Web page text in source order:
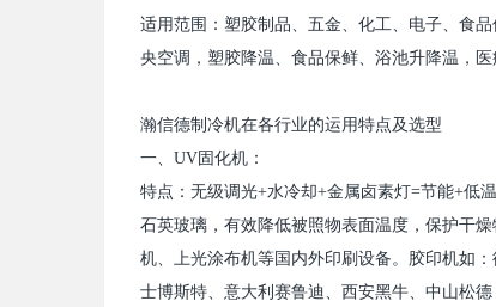
适用范围：塑胶制品、五金、化工、电子、食
央空调，塑胶降温、食品保鲜、浴池升降温，医
瀚信德制冷机在各行业的运用特点及选型
一
UV固化机：
特点：无级调光+水冷却+金属卤素灯=节能+低温
石英玻璃，有效降低被照物表面温度，保护干
机、上光涂布机等国内外印刷设备。胶印机如
士博斯特、意大利赛鲁迪、西安黑牛、中山松德